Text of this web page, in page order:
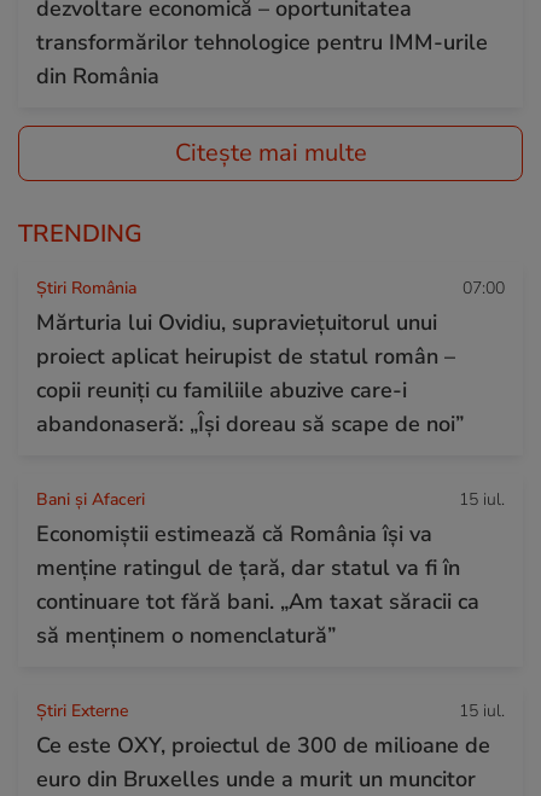
dezvoltare economică – oportunitatea
transformărilor tehnologice pentru IMM-urile
din România
Citește mai multe
TRENDING
Știri România 07:00
Mărturia lui Ovidiu, supraviețuitorul unui
proiect aplicat heirupist de statul român –
copii reuniți cu familiile abuzive care-i
abandonaseră: „Își doreau să scape de noi”
Bani și Afaceri 15 iul.
Economiștii estimează că România își va
menține ratingul de țară, dar statul va fi în
continuare tot fără bani. „Am taxat săracii ca
să menținem o nomenclatură”
Știri Externe 15 iul.
Ce este OXY, proiectul de 300 de milioane de
euro din Bruxelles unde a murit un muncitor